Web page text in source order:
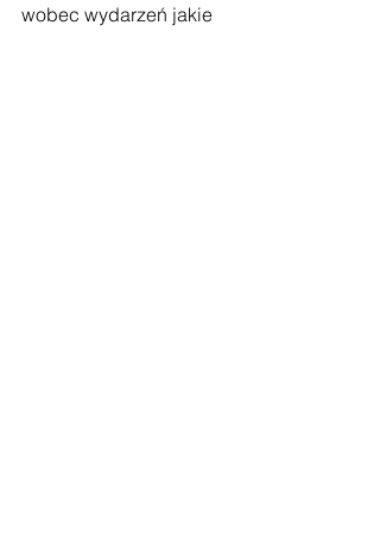
wobec wydarzeń jakie